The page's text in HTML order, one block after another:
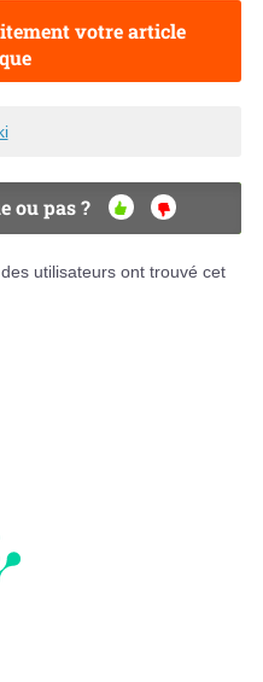
votre article
ou pas ?
OU
NO
N
utilisateurs ont trouvé cet